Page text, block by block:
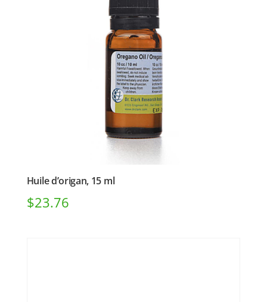
Huile d’origan, 15 ml
$23.76